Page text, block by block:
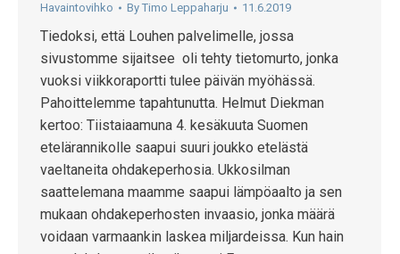
Havaintovihko By Timo Leppaharju 11.6.2019
Tiedoksi, että Louhen palvelimelle, jossa
sivustomme sijaitsee oli tehty tietomurto, jonka
vuoksi viikkoraportti tulee päivän myöhässä.
Pahoittelemme tapahtunutta. Helmut Diekman
kertoo: Tiistaiaamuna 4. kesäkuuta Suomen
etelärannikolle saapui suuri joukko etelästä
vaeltaneita ohdakeperhosia. Ukkosilman
saattelemana maamme saapui lämpöaalto ja sen
mukaan ohdakeperhosten invaasio, jonka määrä
voidaan varmaankin laskea miljardeissa. Kun hain